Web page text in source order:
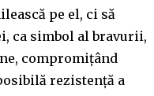
pe el, ci să
ca simbol al bravurii,
compromițând
rezistență a